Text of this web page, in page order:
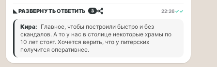
|
16:00
Петр
Ильич
Чайковский
—
◣ РАЗВЕРНУТЬОТВЕТИТЬ 3 22:26✓✓
Кира: Главное, чтобы построили быстро и без
скандалов. А то у нас в столице некоторые храмы по
10 лет стоят. Хочется верить, что у питерских
получится оперативнее.